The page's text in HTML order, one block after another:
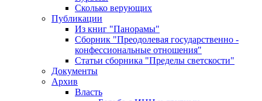
Сколько верующих
Публикации
Из книг "Панорамы"
Сборник "Преодолевая государственно -
конфессиональные отношения"
Статьи сборника "Пределы светскости"
Документы
Архив
Власть